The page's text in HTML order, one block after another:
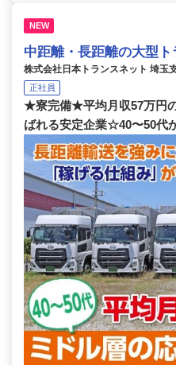
NEW
中距離・長距離の大型
株式会社日本トランスネット 埼玉
正社員
★寮完備★平均月収57万円
ばれる安定企業☆40〜50代